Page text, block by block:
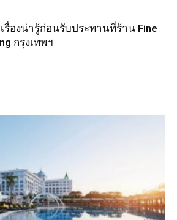
รื่องน่ารู้ก่อนรับประทานที่ร้าน Fine
กรุงเทพฯ